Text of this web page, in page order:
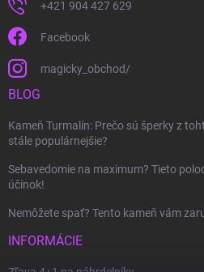
+421 904 427 629
Facebook
magicky_obchod/
BLOG
Kameň Turmalín: Prečo sú šperky z
stále populárnejšie?
Sebavedomie na maximum? Tieto
účinok!
Nemôžete spať? Tento kameň vám
INFORMÁCIE